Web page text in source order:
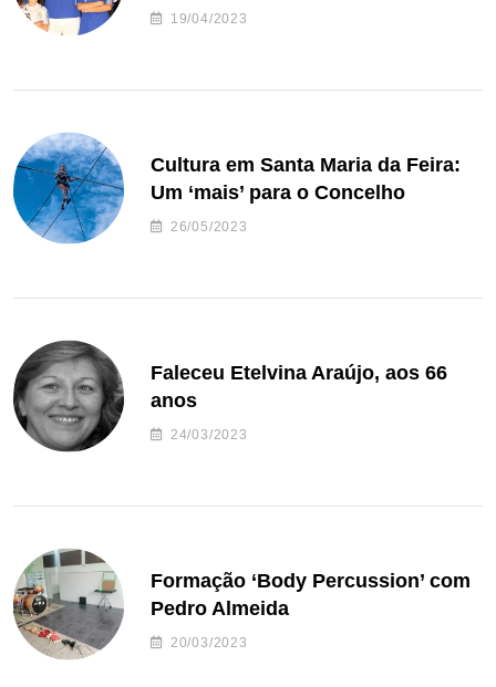
de andebol do Feirense
19/04/2023
Cultura em Santa Maria da Feira:
Um ‘mais’ para o Concelho
26/05/2023
Faleceu Etelvina Araújo, aos 66
anos
24/03/2023
Formação ‘Body Percussion’ com
Pedro Almeida
20/03/2023